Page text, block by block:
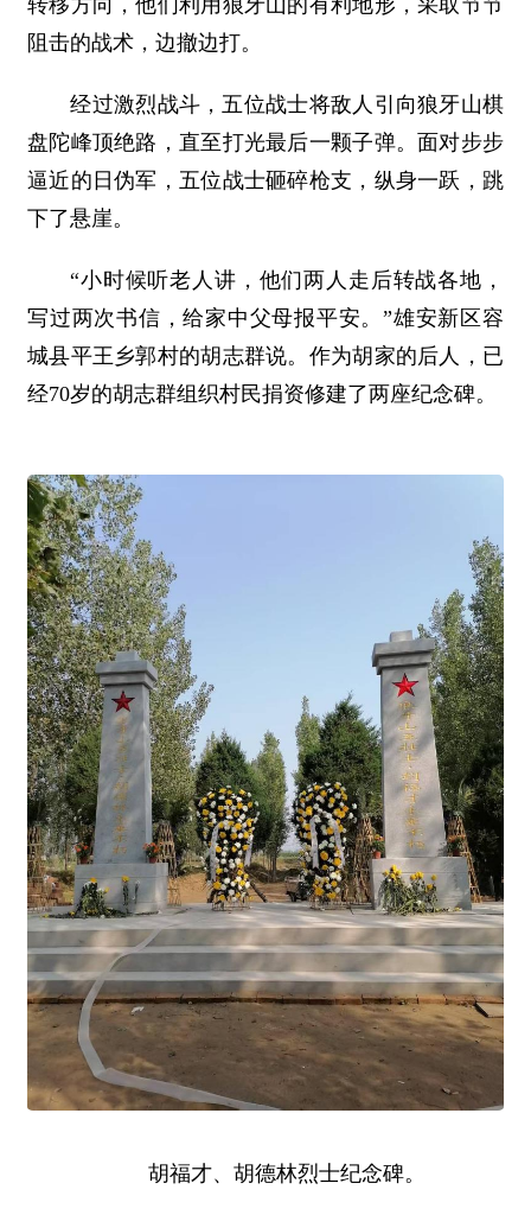
转移方向，他们利用狼牙山的有利地形，采取节节
阻击的战术，边撤边打。
经过激烈战斗，五位战士将敌人引向狼牙山棋
盘陀峰顶绝路，直至打光最后一颗子弹。面对步步
逼近的日伪军，五位战士砸碎枪支，纵身一跃，跳
下了悬崖。
“小时候听老人讲，他们两人走后转战各地，
写过两次书信，给家中父母报平安。”雄安新区容
城县平王乡郭村的胡志群说。作为胡家的后人，已
经70岁的胡志群组织村民捐资修建了两座纪念碑。
胡福才、胡德林烈士纪念碑。